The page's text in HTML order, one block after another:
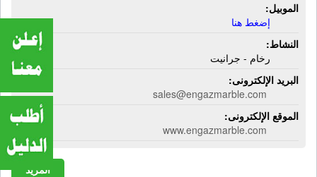
الموبيل:
إضغط هنا
النشاط:
رخام - جرانيت
البريد الإلكترونى:
sales@engazmarble.com
الموقع الإلكترونى:
www.engazmarble.com
المزيد